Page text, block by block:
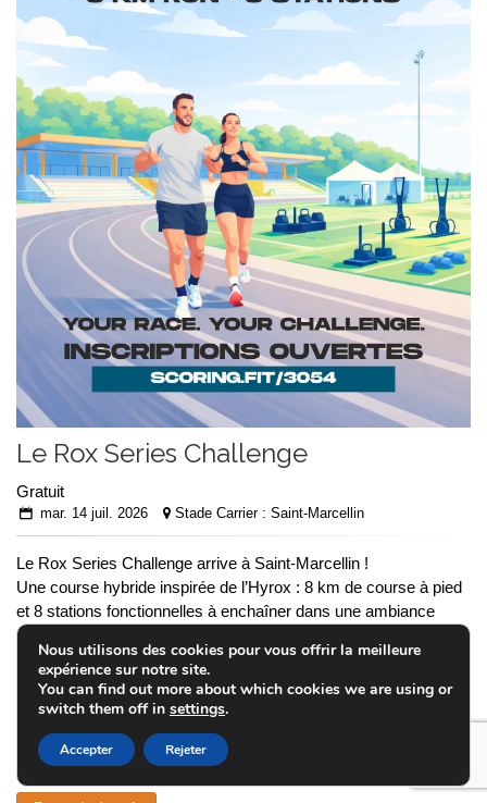
Le Rox Series Challenge
Gratuit
mar. 14 juil. 2026 Stade Carrier : Saint-Marcellin
Le Rox Series Challenge arrive à Saint-Marcellin !
Une course hybride inspirée de l’Hyrox : 8 km de course à pied
et 8 stations fonctionnelles à enchaîner dans une ambiance
sportive et festive accessible au plus grand nombre.
Le Rox Series Challenge est une nouvelle course hybride
organisée par l’Athletic Club Saint-Marcellin.
Au programme :
8 km de course à pied …. Plus d’info ci dessous
Nous utilisons des cookies pour vous offrir la meilleure
expérience sur notre site.
You can find out more about which cookies we are using or
switch them off in settings.
Accepter Rejeter